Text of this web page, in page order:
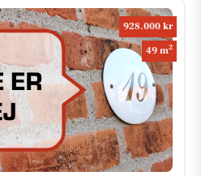
928.000 kr
49 m2